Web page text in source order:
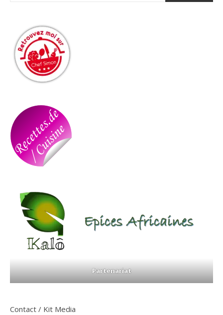
Partenariat
Contact / Kit Media